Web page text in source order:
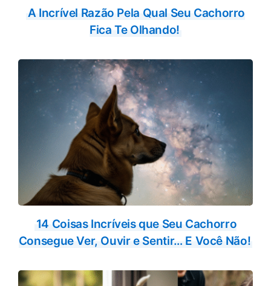
A Incrível Razão Pela Qual Seu Cachorro
Fica Te Olhando!
14 Coisas Incríveis que Seu Cachorro
Consegue Ver, Ouvir e Sentir… E Você Não!